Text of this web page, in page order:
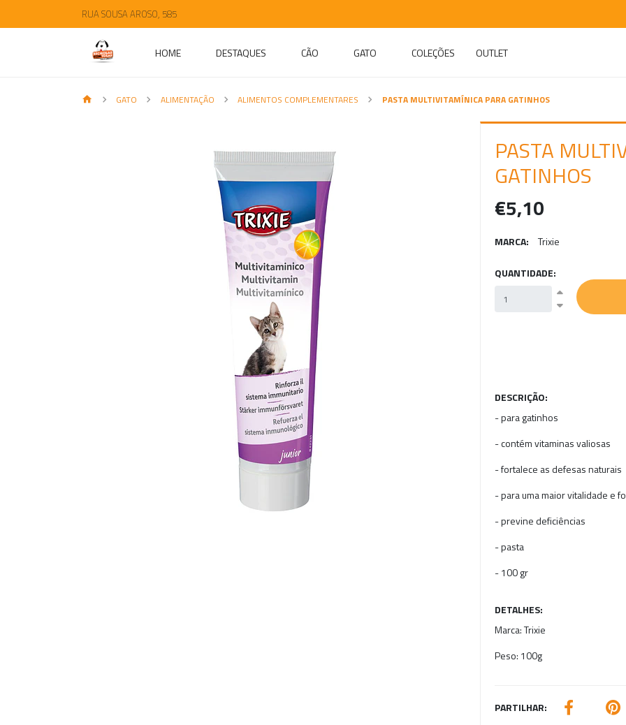
RUA SOUSA AROSO, 585
HOME DESTAQUES CÃO GATO COLEÇÕES OUTLET
GATO ALIMENTAÇÃO ALIMENTOS COMPLEMENTARES PASTA MULTIVITAMÍNICA PARA GATINHOS
PASTA
GATINHOS
€5,10
MARCA: Trixie
QUANTIDADE:
DESCRIÇÃO:
- para gatinhos
- contém vitaminas valiosas
- fortalece as defesas naturais
- para uma maior vitalidade e
- previne deficiências
- pasta
- 100 gr
DETALHES:
Marca:Trixie
Peso: 100g
PARTILHAR: